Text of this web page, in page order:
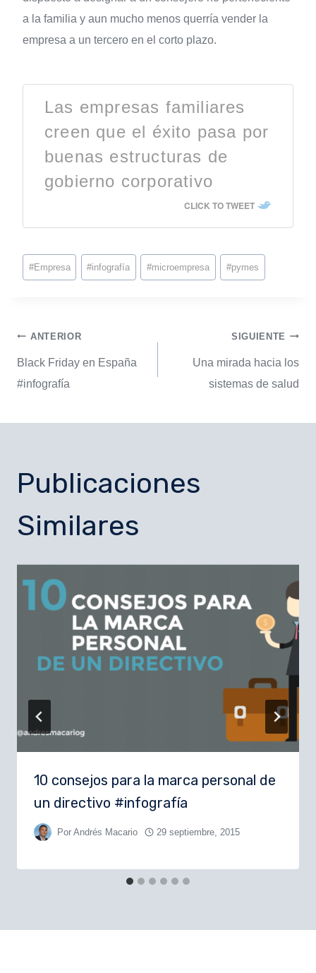
a la familia y aun mucho menos querría vender la
empresa a un tercero en el corto plazo.
Las empresas familiares
creen que el éxito pasa por
buenas estructuras de
gobierno corporativo
CLICK TO TWEET
#Empresa #infografía #microempresa #pymes
ANTERIOR
Black Friday en España
#infografía
SIGUIENTE
Una mirada hacia los
sistemas de salud
Publicaciones
Similares
10 consejos para la marca personal de
un directivo #infografía
Por Andrés Macario 29 septiembre, 2015